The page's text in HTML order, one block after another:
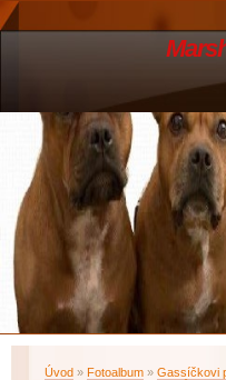
Úvod » Fotoalbum » Gassíčkovi